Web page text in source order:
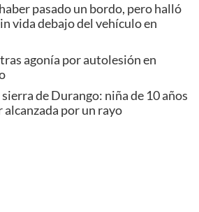
pasado un bordo, pero halló
vida debajo del vehículo en
agonía por autolesión en
de Durango: niña de 10 años
alcanzada por un rayo